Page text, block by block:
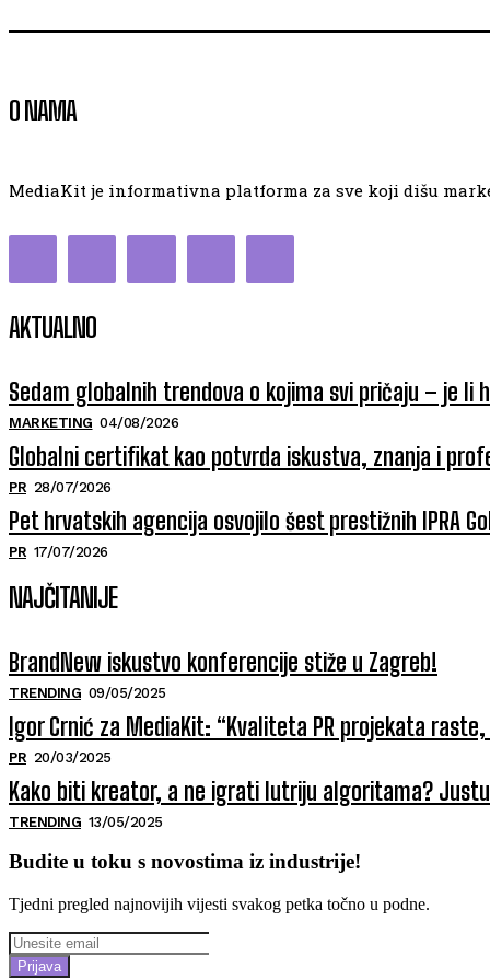
O NAMA
MediaKit je informativna platforma za sve koji dišu
AKTUALNO
Sedam globalnih trendova o kojima svi pričaju – je li
MARKETING 04/08/2026
Globalni certifikat kao potvrda iskustva, znanja i
PR 28/07/2026
Pet hrvatskih agencija osvojilo šest prestižnih IPRA
PR 17/07/2026
NAJČITANIJE
BrandNew iskustvo konferencije stiže u Zagreb!
TRENDING 09/05/2025
Igor Crnić za MediaKit: “Kvaliteta PR projekata
PR 20/03/2025
Kako biti kreator, a ne igrati lutriju algoritama?
TRENDING 13/05/2025
Budite u toku s novostima iz industrije!
Tjedni pregled najnovijih vijesti svakog petka točno u podne.
Prijava